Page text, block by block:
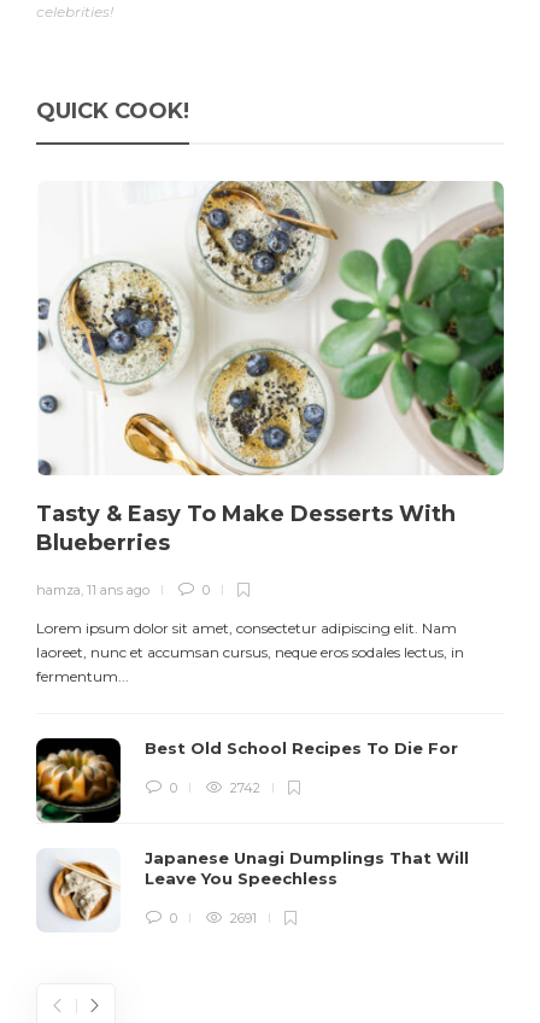
celebrities!
QUICK COOK!
Tasty & Easy To Make Desserts With
Blueberries
hamza, 11 ans ago 0
Lorem ipsum dolor sit amet, consectetur adipiscing elit. Nam
laoreet, nunc et accumsan cursus, neque eros sodales lectus, in
fermentum...
Best Old School Recipes To Die For
0 2742
Japanese Unagi Dumplings That Will
Leave You Speechless
0 2691